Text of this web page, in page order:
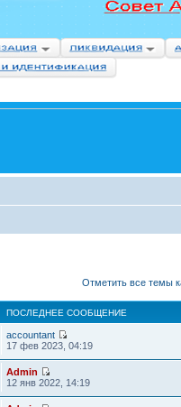
Отметить все темы
ПОСЛЕДНЕЕ СООБЩЕНИЕ
accountant
17 фев 2023, 04:19
Admin
12 янв 2022, 14:19